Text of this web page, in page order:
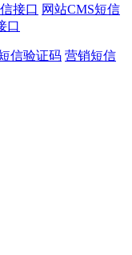
接口 网站CMS短信
口
信验证码 营销短信